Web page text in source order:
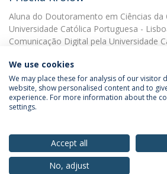
Aluna do Doutoramento em Ciências da
Universidade Católica Portuguesa -
Comunicação Digital pela Universidade
Privacy Policy
We use cookies
We may place these for analysis of our visitor
website, show personalised content and to
experience. For more information about the
settings.
Accept all
No, adjust